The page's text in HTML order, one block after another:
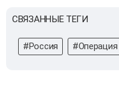
СВЯЗАННЫЕ ТЕГИ
#Россия #Операция